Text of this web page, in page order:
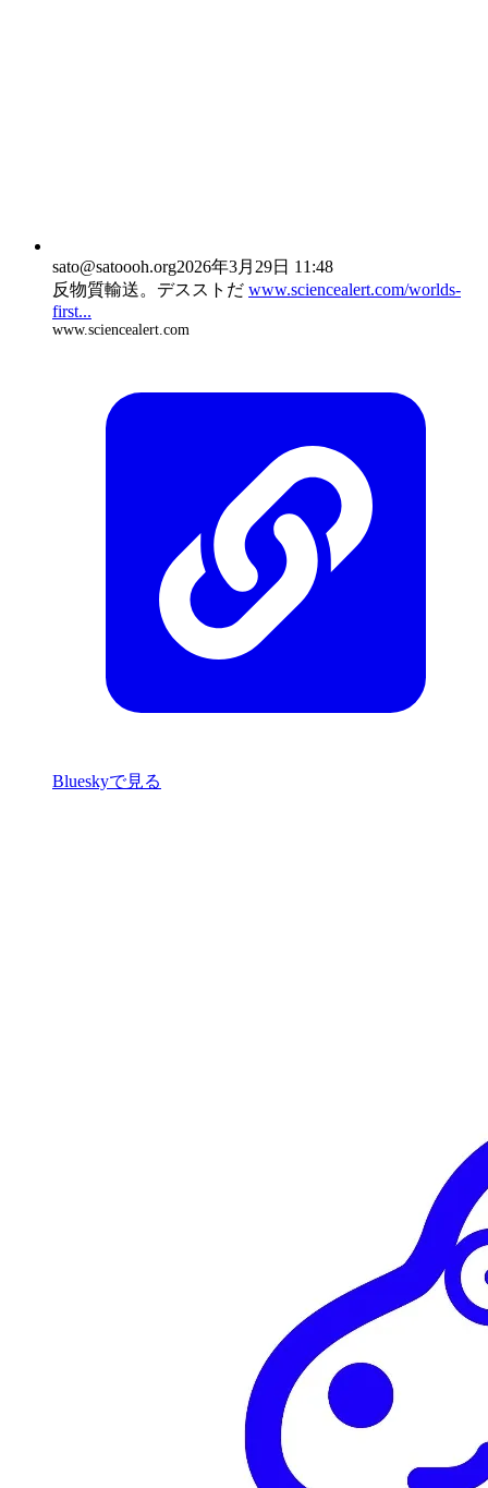
sato@satoooh.org2026年3月29日 11:48
反物質輸送。デスストだ www.sciencealert.com/worlds-
first...
www.sciencealert.com
Blueskyで見る